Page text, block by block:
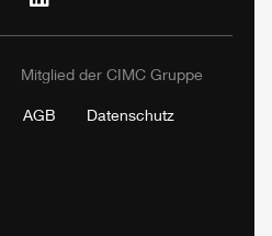
Mitglied der CIMC Gruppe
AGB Datenschutz